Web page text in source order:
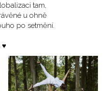
tam,
u ohně
po setmění.
♥